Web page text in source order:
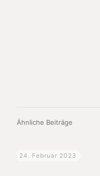
Ähnliche Beiträge
24. Februar 2023